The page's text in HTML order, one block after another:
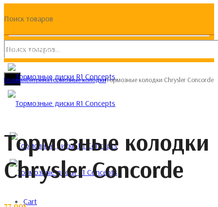
Поиск товаров
(093) 133 133 4
Cart
ГлавнаяВитринаТормозные колодкиТормозные колодки Chrysler Concorde
Тормозные колодки
Chrysler Concorde